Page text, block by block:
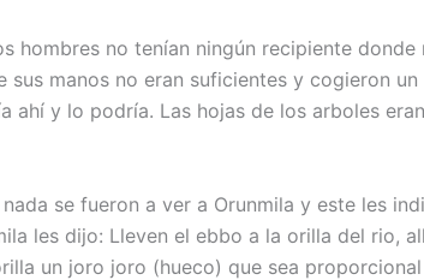
hombres no tenían ningún recipiente donde
sus manos no eran suficientes y cogieron
ahí y lo podría. Las hojas de los arboles
se fueron a ver a Orunmila y este les
les dijo: Lleven el ebbo a la orilla del rio,
un joro joro (hueco) que sea